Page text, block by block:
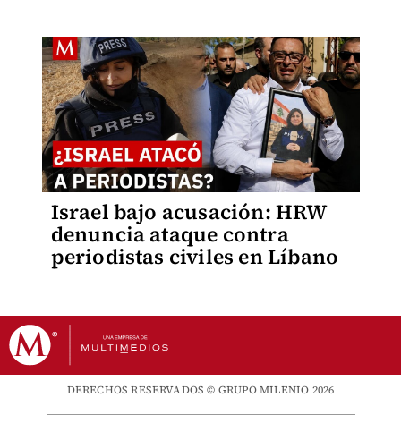
Israel bajo acusación: HRW
denuncia ataque contra
periodistas civiles en Líbano
DERECHOS RESERVADOS © GRUPO MILENIO 2026